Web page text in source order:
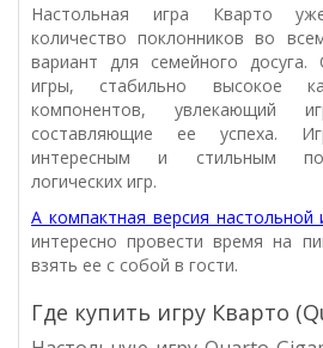
Настольная игра Кварто
количество поклонников во
вариант для семейного досуга.
игры, стабильно высокое
компонентов, увлекающий
составляющие ее успеха.
интересным и стильным
логических игр.
А компактная версия настольной
интересно провести время на
взять ее с собой в гости.
Где купить игру Кварто